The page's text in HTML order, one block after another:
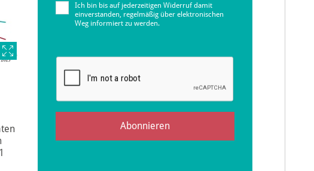
Ich bin bis auf jederzeitigen Widerruf damit
einverstanden, regelmäßig über elektronischen
Weg informiert zu werden.
Abonnieren